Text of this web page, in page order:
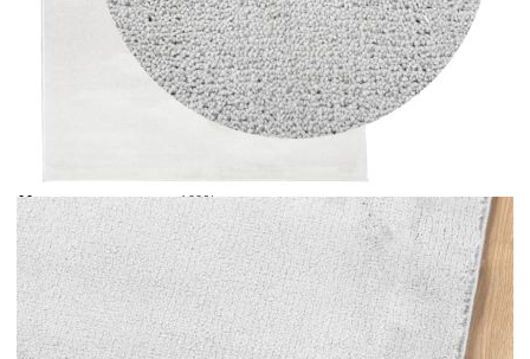
Време за доставка: 5 до 9 дни
Безплатна доставка до адрес при плащане по банков път
Цвят:
Сив
Материал:
100% полиестер
Размери:
140 x 200 см (Ш x Д)
EAN code:
8721012231368
Общо тегло:
1800 gsm
Височина на косъма:
12,5 мм
Име на гамата:
OVIEDO